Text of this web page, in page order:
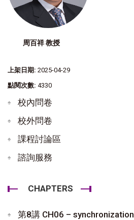
周百祥 教授
上架日期: 2025-04-29
點閱次數: 4330
校內問卷
校外問卷
課程討論區
諮詢服務
CHAPTERS
第8講 CH06 – synchronization